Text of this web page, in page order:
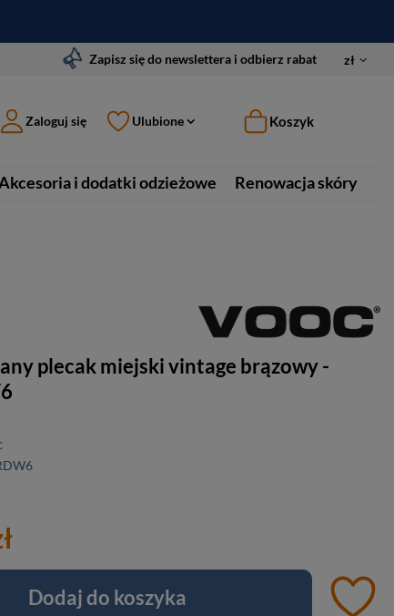
Zapisz się do newslettera i odbierz rabat zł
Zaloguj się Ulubione Koszyk
i dodatki odzieżowe
Renowacja skóry
plecak miejski vintage brązowy -
Dodaj do koszyka